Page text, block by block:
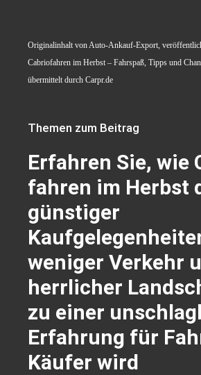
Originalinhalt von Auto-Ankauf-Export,
Cabriofahren im Herbst – Fahrspaß, Tipps und
übermittelt durch Carpr.de
Themen zum Beitrag
Erfahren Sie, wie
fahren im Herbst
günstiger
weniger Verkehr
herrlicher
zu einer
Erfahrung für
Käufer wird